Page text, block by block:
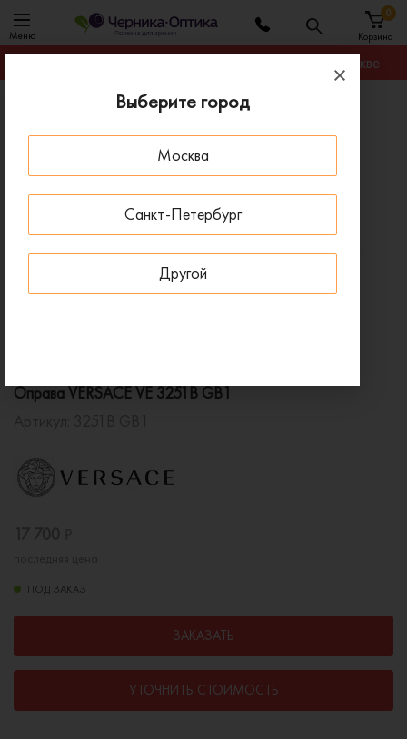
Выберите город
Москва
Санкт-Петербург
Другой
Меню Корзина
0
Гарантируем лучшую цену на любую оправу в Москве
Оправы для очков
Оправа VERSACE VE 3251B GB1
Оправа VERSACE VE 3251B GB1
ПОД ЗАКАЗ
ЗАКАЗАТЬ
УТОЧНИТЬ СТОИМОСТЬ
ПОД ЗАКАЗ